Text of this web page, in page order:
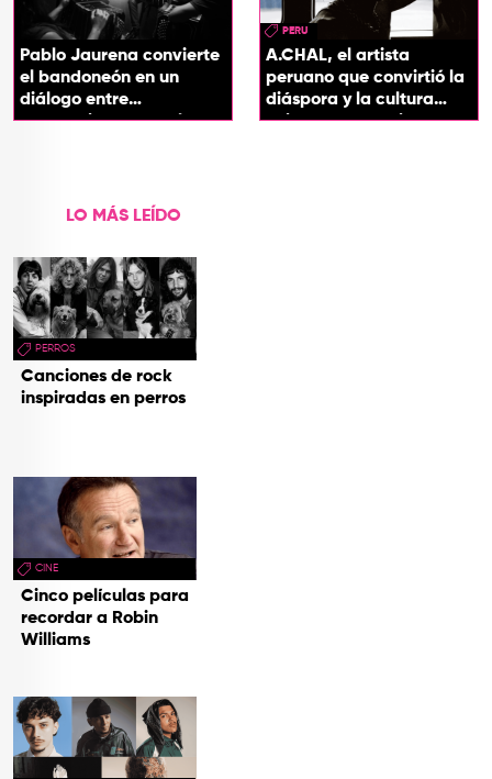
Pablo Jaurena convierte
el bandoneón en un
diálogo entre
generaciones con el
PERU
A.CHAL, el artista
peruano que convirtió la
diáspora y la cultura
chicha en su sonido
LO MÁS LEÍDO
PERROS
Canciones de rock
inspiradas en perros
CINE
Cinco películas para
recordar a Robin
Williams